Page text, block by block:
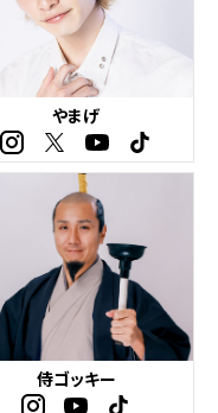
やまげ
侍ゴッキー